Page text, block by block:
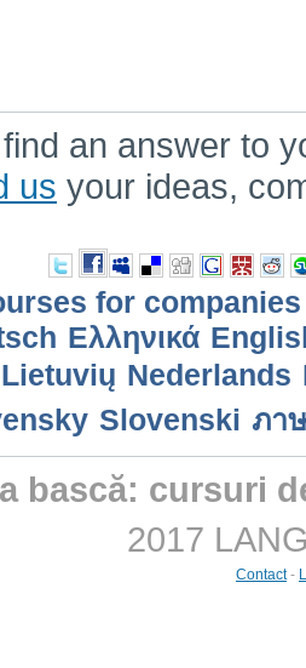
an answer to
us your ideas,
for companies
Ελληνικά
Lietuvių Nederlands
Slovenski ภา
bască: cursuri
2017
Contact-